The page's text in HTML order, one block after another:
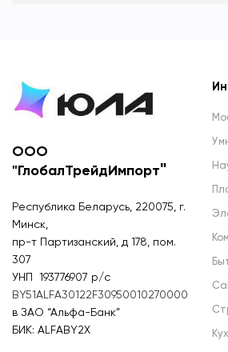
ООО
"ГлобалТрейдИмпорт"
Республика Беларусь, 220075, г.
Минск,
пр-т Партизанский, д 178, пом.
307
УНП 193776907 р/с
BY51ALFA30122F30950010270000
в ЗАО “Альфа-Банк”
БИК: ALFABY2X